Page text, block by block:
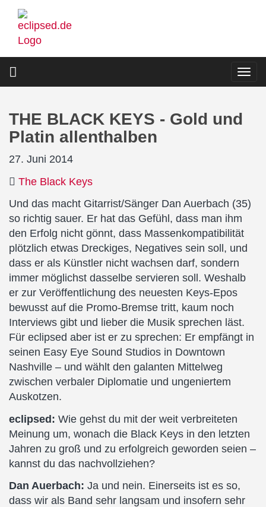
Direkt
zum
Inhalt
THE BLACK KEYS - Gold und
Platin allenthalben
27. Juni 2014
The Black Keys
Und das macht Gitarrist/Sänger Dan Auerbach (35)
so richtig sauer. Er hat das Gefühl, dass man ihm
den Erfolg nicht gönnt, dass Massenkompatibilität
plötzlich etwas Dreckiges, Negatives sein soll, und
dass er als Künstler nicht wachsen darf, sondern
immer möglichst dasselbe servieren soll. Weshalb
er zur Veröffentlichung des neuesten Keys-Epos
bewusst auf die Promo-Bremse tritt, kaum noch
Interviews gibt und lieber die Musik sprechen läst.
Für eclipsed aber ist er zu sprechen: Er empfängt in
seinen Easy Eye Sound Studios in Downtown
Nashville – und wählt den galanten Mittelweg
zwischen verbaler Diplomatie und ungeniertem
Auskotzen.
eclipsed: Wie gehst du mit der weit verbreiteten
Meinung um, wonach die Black Keys in den letzten
Jahren zu groß und zu erfolgreich geworden seien –
kannst du das nachvollziehen?
Dan Auerbach: Ja und nein. Einerseits ist es so,
dass wir als Band sehr langsam und insofern sehr